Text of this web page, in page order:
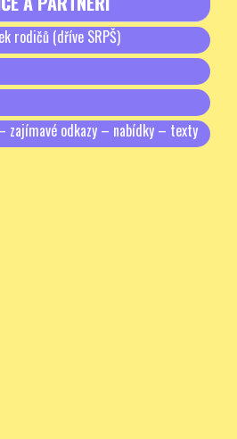
rodičů (dříve SRPŠ)
zajímavé odkazy – nabídky – texty